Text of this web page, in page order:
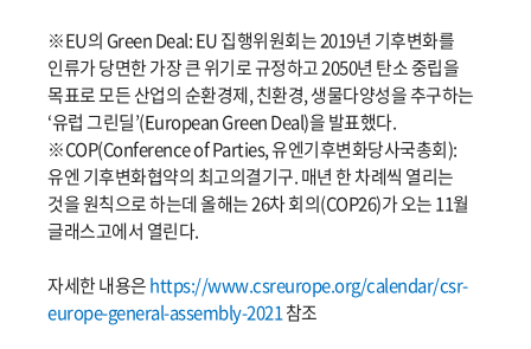
※EU의 Green Deal: EU 집행위원회는 2019년 기후변화를
인류가 당면한 가장 큰 위기로 규정하고 2050년 탄소 중립을
목표로 모든 산업의 순환경제, 친환경, 생물다양성을 추구하는
‘유럽 그린딜’(European Green Deal)을 발표했다.
※COP(Conference of Parties, 유엔기후변화당사국총회):
유엔 기후변화협약의 최고의결기구. 매년 한 차례씩 열리는
것을 원칙으로 하는데 올해는 26차 회의(COP26)가 오는 11월
글래스고에서 열린다.
자세한 내용은https://www.csreurope.org/calendar/csr-
europe-general-assembly-2021참조